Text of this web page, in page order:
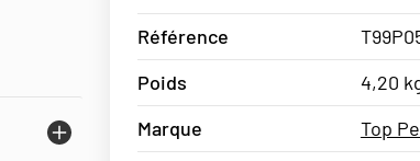
Référence
Poids
4,20
Marque
Top